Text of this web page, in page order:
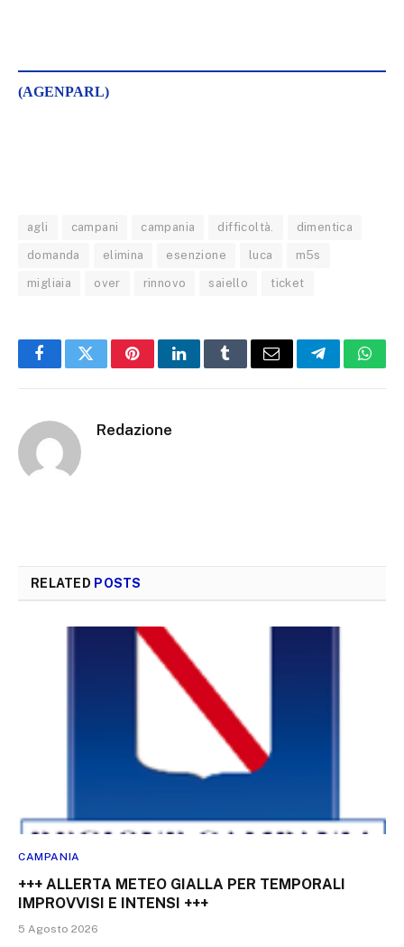
(AGENPARL)
agli campani campania difficoltà. dimentica
domanda elimina esenzione luca m5s
migliaia over rinnovo saiello ticket
FacebookTwitterPinterestLinkedInTumblrEmail Telegram
Redazione
RELATED POSTS
CAMPANIA
+++ ALLERTA METEO GIALLA PER TEMPORALI
IMPROVVISI E INTENSI +++
5 Agosto 2026